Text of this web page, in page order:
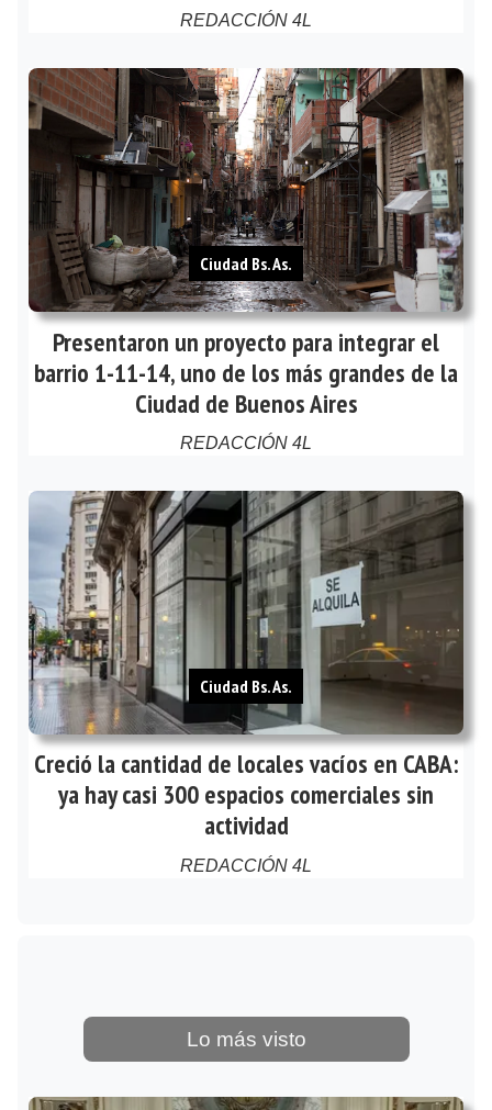
REDACCIÓN 4L
Presentaron un proyecto para integrar el
barrio 1-11-14, uno de los más grandes de la
Ciudad de Buenos Aires
REDACCIÓN 4L
Ciudad Bs. As.
Creció la cantidad de locales vacíos en CABA:
ya hay casi 300 espacios comerciales sin
actividad
REDACCIÓN 4L
Ciudad Bs. As.
Lo más visto